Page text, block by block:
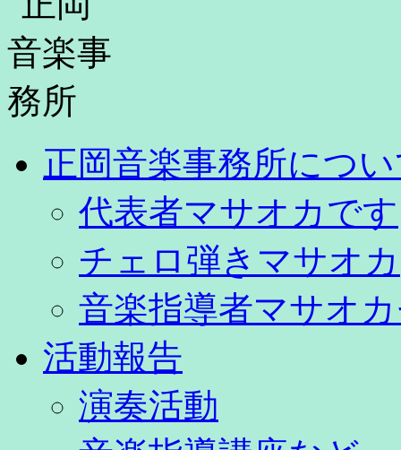
正岡音楽事務所につ
代表者マサオカです
チェロ弾きマサオカ
音楽指導者マサオ
活動報告
演奏活動